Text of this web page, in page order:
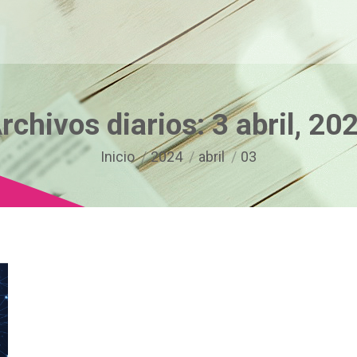
diarios:3 abril,
Estás aquí:
Inicio 2024 abril 03